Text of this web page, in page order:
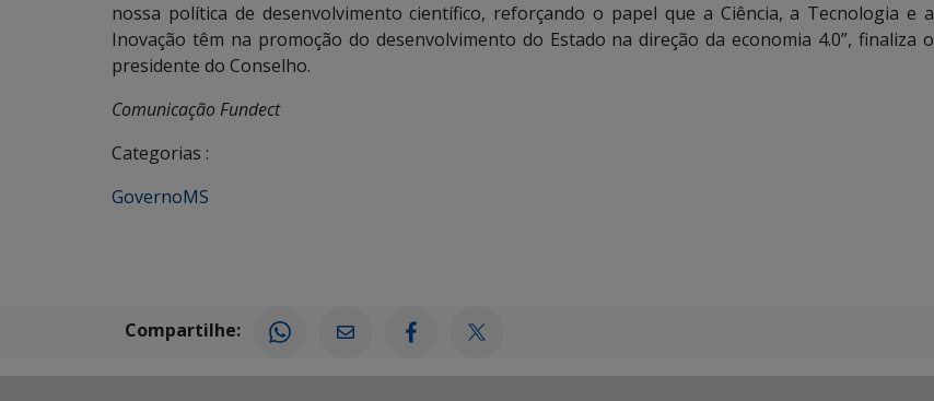
nossa política de desenvolvimento científico, reforçando o papel que a Ciência, a Tecnologia e a
Inovação têm na promoção do desenvolvimento do Estado na direção da economia 4.0”, finaliza o
presidente do Conselho.
Comunicação Fundect
Categorias :
GovernoMS
Compartilhe: